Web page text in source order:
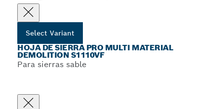
Select Variant
HOJA DE SIERRA PRO MULTI MATERIAL
DEMOLITION S1110VF
Para sierras sable